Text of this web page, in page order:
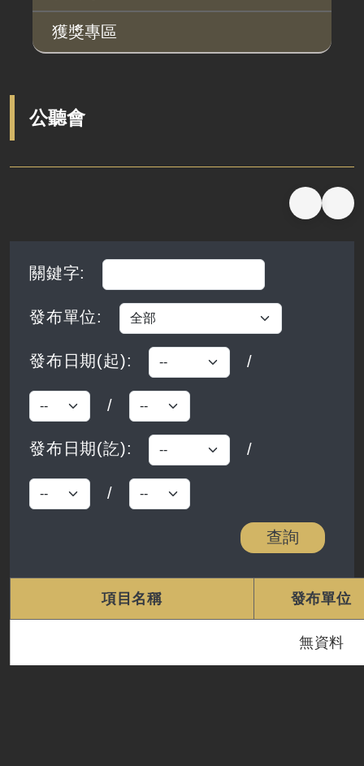
施政計畫、業務統計及研究報告
支付或接受之補助
廉政平臺
啟動儀式及交流座談會
廉政體系
獲獎專區
公聽會
關鍵字:
發布單位:
發布日期(起): /
發布日期起-月
/
發布日期起-日
發布日期(訖): /
發布日期訖-月
/
發布日期訖-日
查詢
項目名稱 發布單位
無資料